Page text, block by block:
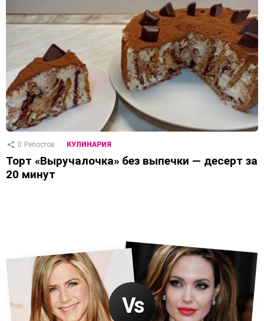
0 Репостов КУЛИНАРИЯ
Торт «Выручалочка» без выпечки — десерт за
20 минут